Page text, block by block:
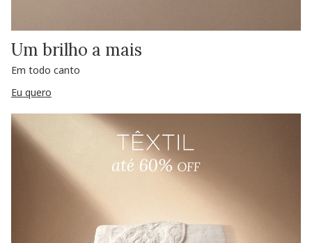
Um brilho a mais
Em todo canto
Eu quero